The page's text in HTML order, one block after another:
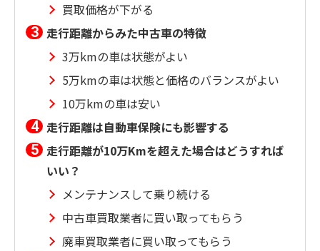
買取価格が下がる
走行距離からみた中古車の特徴
3万kmの車は状態がよい
5万kmの車は状態と価格のバランスがよい
10万kmの車は安い
走行距離は自動車保険にも影響する
走行距離が10万Kmを超えた場合はどうすれば
いい？
メンテナンスして乗り続ける
中古車買取業者に買い取ってもらう
廃車買取業者に買い取ってもらう